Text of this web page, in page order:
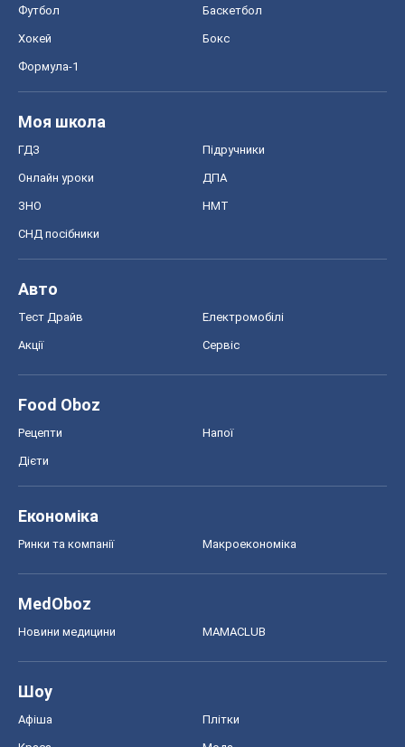
Футбол Баскетбол
Хокей Бокс
Формула-1
Моя школа
ГДЗ Підручники
Онлайн уроки ДПА
ЗНО НМТ
СНД посібники
Авто
Тест Драйв Електромобілі
Акції Сервіс
Food Oboz
Рецепти Напої
Дієти
Економіка
Ринки та компанії Макроекономіка
MedOboz
Новини медицини MAMACLUB
Шоу
Афіша Плітки